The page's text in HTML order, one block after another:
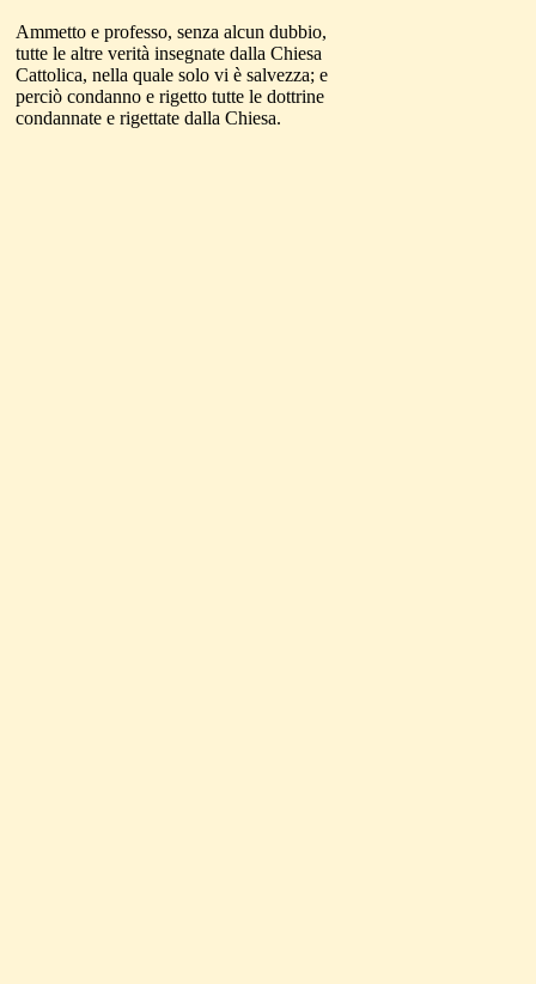
Ammetto e professo, senza alcun dubbio,
tutte le altre verità insegnate dalla Chiesa
Cattolica, nella quale solo vi è salvezza; e
perciò condanno e rigetto tutte le dottrine
condannate e rigettate dalla Chiesa.